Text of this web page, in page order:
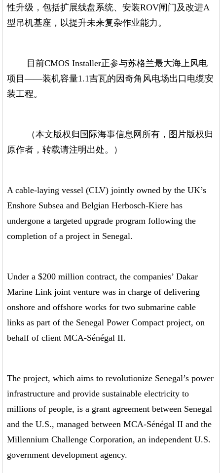
性升级，包括扩展线盘系统、安装ROV闸门及改进A
型吊机基座，以提升未来复杂作业能力。
目前CMOS Installer正参与苏格兰最大海上风电
项目——装机容量1.1吉瓦的因奇角风电场出口电缆安
装工程。
（本文版权归国际海事信息网所有，图片版权归
原作者，转载请注明出处。）
A cable-laying vessel (CLV) jointly owned by the UK’s
Enshore Subsea and Belgian Herbosch-Kiere has
undergone a targeted upgrade program following the
completion of a project in Senegal.
Under a $200 million contract, the companies’ Dakar
Marine Link joint venture was in charge of delivering
onshore and offshore works for two submarine cable
links as part of the Senegal Power Compact project, on
behalf of client MCA-Sénégal II.
The project, which aims to revolutionize Senegal’s power
infrastructure and provide sustainable electricity to
millions of people, is a grant agreement between Senegal
and the U.S., managed between MCA-Sénégal II and the
Millennium Challenge Corporation, an independent U.S.
government development agency.